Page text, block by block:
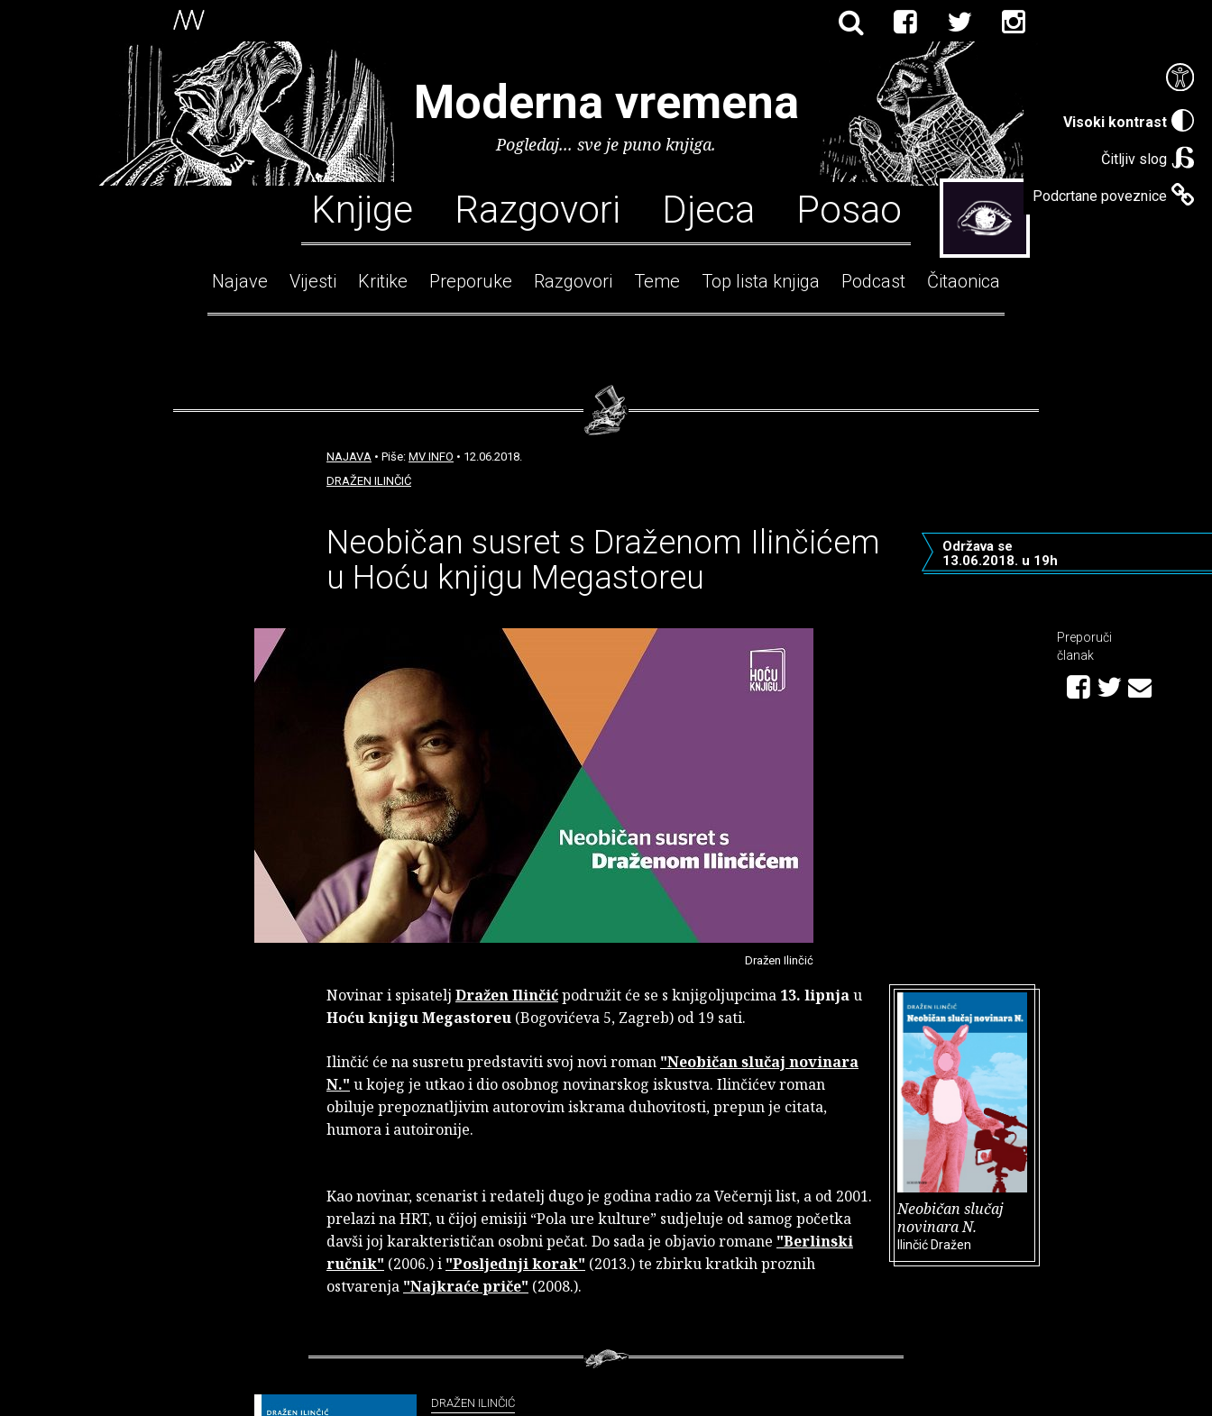
Visoki kontrast
Čitljiv slog
Podcrtane poveznice
Moderna vremena
Pogledaj... sve je puno knjiga.
Knjige Razgovori Djeca Posao
Najave Vijesti Kritike Preporuke Razgovori Teme Top lista knjiga Podcast Čitaonica
NAJAVA • Piše: MV INFO • 12.06.2018.
DRAŽEN ILINČIĆ
Neobičan susret s Draženom Ilinčićem
u Hoću knjigu Megastoreu
Održava se
13.06.2018. u 19h
Dražen Ilinčić
Neobičan slučaj
novinara N.
Ilinčić Dražen
Novinar i spisatelj Dražen Ilinčićpodružit će se s knjigoljupcima 13. lipnjau
Hoću knjigu Megastoreu (Bogovićeva 5, Zagreb) od 19 sati.
Ilinčić će na susretu predstaviti svoj novi roman "Neobičan slučaj novinara
N." u kojeg je utkao i dio osobnog novinarskog iskustva. Ilinčićev roman
obiluje prepoznatljivim autorovim iskrama duhovitosti, prepun je citata,
humora i autoironije.
Kao novinar, scenarist i redatelj dugo je godina radio za Večernji list, a od 2001.
prelazi na HRT, u čijoj emisiji “Pola ure kulture” sudjeluje od samog početka
davši joj karakterističan osobni pečat. Do sada je objavio romane "Berlinski
ručnik" (2006.) i "Posljednji korak" (2013.) te zbirku kratkih proznih
ostvarenja "Najkraće priče" (2008.).
DRAŽEN ILINČIĆ
Preporuči
članak